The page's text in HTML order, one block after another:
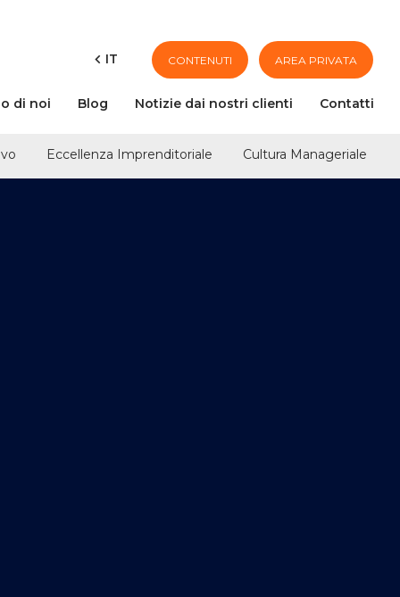
IT
PT CONTENUTI AREA PRIVATA
di noi Blog Notizie dai nostri clienti Contatti
Eccellenza Imprenditoriale Cultura Manageriale